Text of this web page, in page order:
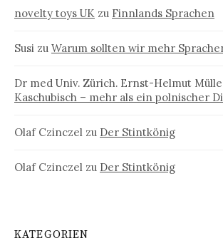
novelty toys UK zu Finnlands Sprachen
Susi zu Warum sollten wir mehr
Dr med Univ. Zürich. Ernst-Helmut
Kaschubisch – mehr als ein polnischer
Olaf Czinczel zu Der Stintkönig
Olaf Czinczel zu Der Stintkönig
KATEGORIEN